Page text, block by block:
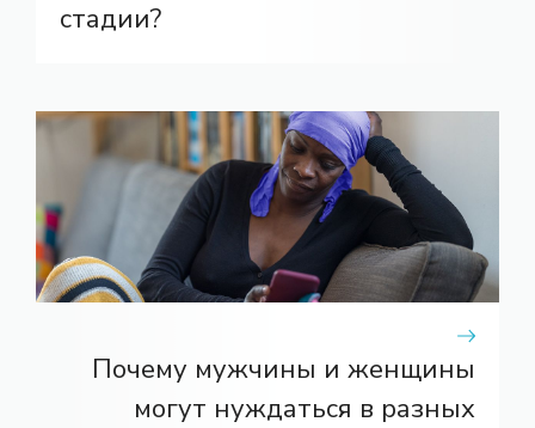
стадии?
Почему мужчины и женщины
могут нуждаться в разных